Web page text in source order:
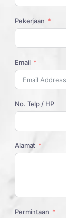
Pekerjaan
Email
No. Telp / HP
Alamat
Permintaan